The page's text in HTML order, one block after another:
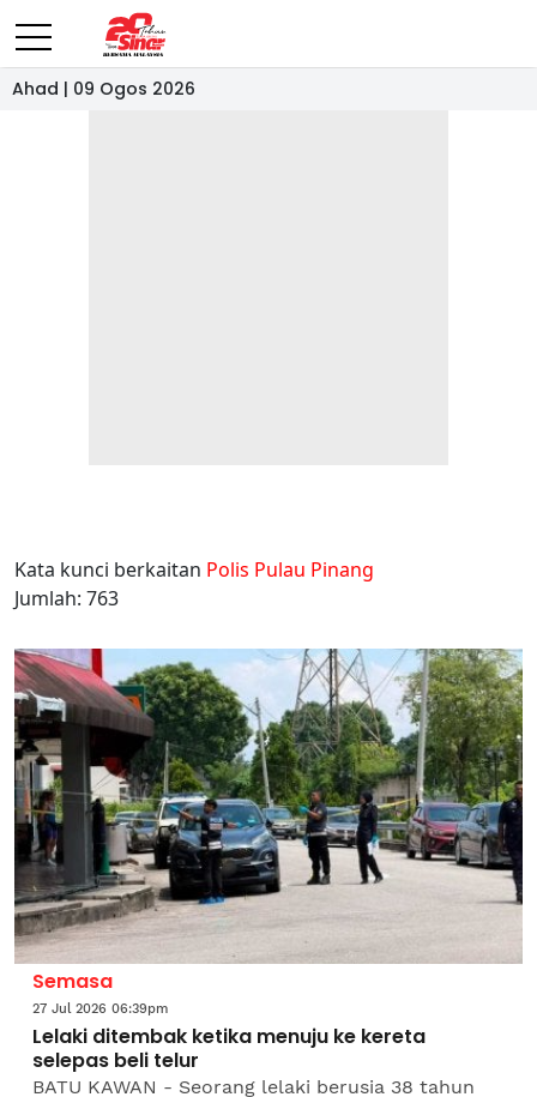
Ahad | 09 Ogos 2026
Kata kunci berkaitan Polis Pulau Pinang
Jumlah: 763
Semasa
27 Jul 2026 06:39pm
Lelaki ditembak ketika menuju ke kereta
selepas beli telur
BATU KAWAN - Seorang lelaki berusia 38 tahun